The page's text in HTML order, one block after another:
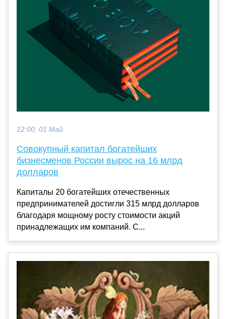
12:00, 01 Май
Совокупный капитал богатейших
бизнесменов России вырос на 16 млрд
долларов
Капиталы 20 богатейших отечественных
предпринимателей достигли 315 млрд долларов
благодаря мощному росту стоимости акций
принадлежащих им компаний. С...